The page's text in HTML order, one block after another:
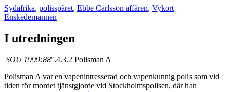
Sydafrika, polisspåret, Ebbe Carlsson affären, Vykort
Enskedemannen
I utredningen
'SOU 1999:88".4.3.2 Polisman A
Polisman A var en vapenintresserad och vapenkunnig polis som vid
tiden för mordet tjänstgjorde vid Stockholmspolisen, där han